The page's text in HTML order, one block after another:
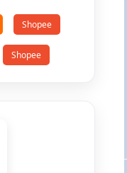
Shopee
Shopee